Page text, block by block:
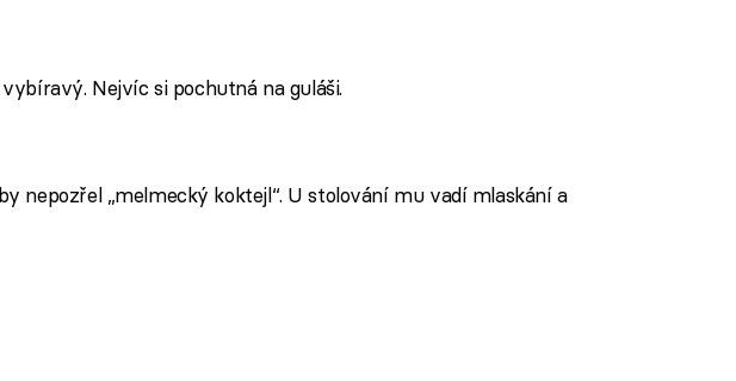
Nejvíc si pochutná na guláši.
nepozřel „melmecký koktejl“. U stolování mu vadí mlaskání a